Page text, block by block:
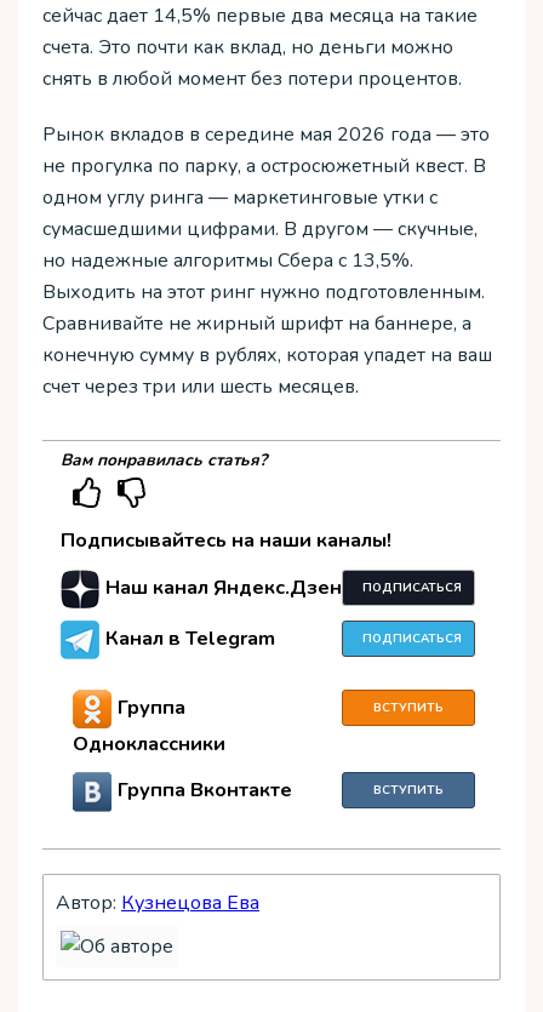
сейчас дает 14,5% первые два месяца на такие
счета. Это почти как вклад, но деньги можно
снять в любой момент без потери процентов.
Рынок вкладов в середине мая 2026 года — это
не прогулка по парку, а остросюжетный квест. В
одном углу ринга — маркетинговые утки с
сумасшедшими цифрами. В другом — скучные,
но надежные алгоритмы Сбера с 13,5%.
Выходить на этот ринг нужно подготовленным.
Сравнивайте не жирный шрифт на баннере, а
конечную сумму в рублях, которая упадет на ваш
счет через три или шесть месяцев.
Вам понравилась статья?
Подписывайтесь на наши каналы!
Наш канал Яндекс.Дзен
ПОДПИСАТЬСЯ
Канал в Telegram ПОДПИСАТЬСЯ
Группа
Одноклассники
ВСТУПИТЬ
Группа Вконтакте ВСТУПИТЬ
Автор: Кузнецова Ева